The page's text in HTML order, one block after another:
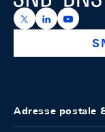
https://x.com/
https://
Adresse postale